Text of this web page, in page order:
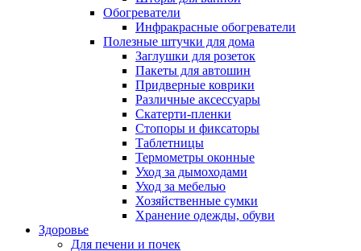
Обогреватели
Инфракрасные обогреватели
Полезные штучки для дома
Заглушки для розеток
Пакеты для автошин
Придверные коврики
Различные аксессуары
Скатерти-пленки
Стопоры и фиксаторы
Таблетницы
Термометры оконные
Уход за дымоходами
Уход за мебелью
Хозяйственные сумки
Хранение одежды, обуви
Здоровье
Для печени и почек